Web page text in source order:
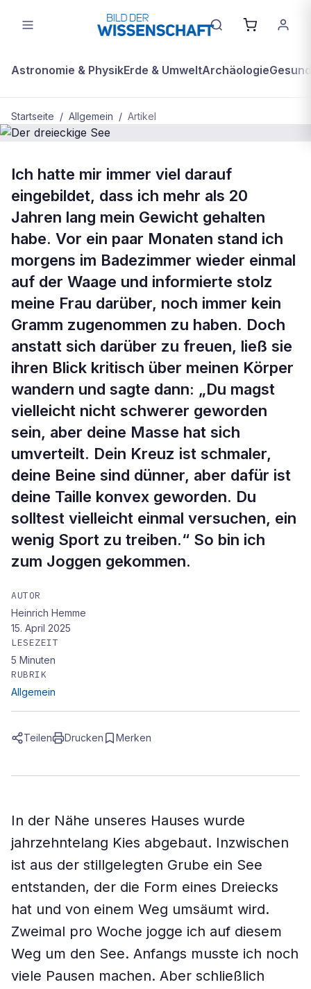
Astronomie & PhysikErde & UmweltArchäologie
Startseite / Allgemein / Artikel
Der dreieckige See
Ich hatte mir immer viel darauf
eingebildet, dass ich mehr als 20
Jahren lang mein Gewicht gehalten
habe. Vor ein paar Monaten stand ich
morgens im Badezimmer wieder einmal
auf der Waage und informierte stolz
meine Frau darüber, noch immer kein
Gramm zugenommen zu haben. Doch
anstatt sich darüber zu freuen, ließ sie
ihren Blick kritisch über meinen Körper
wandern und sagte dann: „Du magst
vielleicht nicht schwerer geworden
sein, aber deine Masse hat sich
umverteilt. Dein Kreuz ist schmaler,
deine Beine sind dünner, aber dafür ist
deine Taille konvex geworden. Du
solltest vielleicht einmal versuchen, ein
wenig Sport zu treiben.“ So bin ich
zum Joggen gekommen.
AUTOR
Heinrich Hemme
15. April 2025
LESEZEIT
5 Minuten
RUBRIK
Allgemein
Teilen Drucken Merken
In der Nähe unseres Hauses wurde
jahrzehntelang Kies abgebaut. Inzwischen
ist aus der stillgelegten Grube ein See
entstanden, der die Form eines Dreiecks
hat und von einem Weg umsäumt wird.
Zweimal pro Woche jogge ich auf diesem
Weg um den See. Anfangs musste ich noch
viele Pausen machen. Aber schließlich